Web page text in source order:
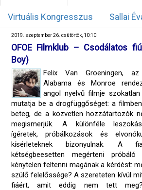
Virtuális Kongresszus Sallai
2019. szeptember 26. csütörtök, 10:10
OFOE Filmklub – Csodálatos
Boy)
Felix Van Groeningen, az
Alabama és Monroe
angol nyelvű filmje
mutatja be a drogfüggőséget: a
beteg, de a közvetlen hozzátartozók
megismerjük. A különféle
ígéretek, próbálkozások és
kísérleteknek bizonyulnak. A
kétségbeesetten megérteni próbáló
kénytelen feltenni magának a kérdést:
szülő felelőssége? A szereteten kívül
fiáért, amit eddig nem tett meg?